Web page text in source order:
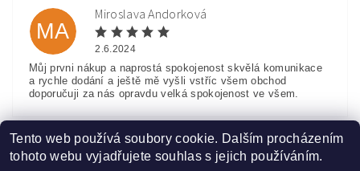
MA
Miroslava Andorková
2.6.2024
Můj prvni nákup a naprostá spokojenost skvělá komunikace
a rychle dodání a ještě mě vyšli vstříc všem obchod
doporučuji za nás opravdu velká spokojenost ve všem.
Tento web používá soubory cookie. Dalším procházením
tohoto webu vyjadřujete souhlas s jejich používáním.